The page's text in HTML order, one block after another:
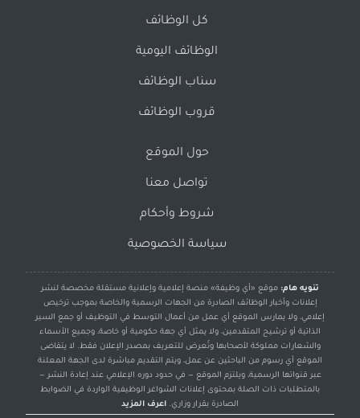
كل الوظائف
الوظائف اليومية
سناب الوظائف
قروب الوظائف
حول الموقع
تواصل معنا
شروط وأحكام
سياسة الخصوصية
تنويه هام: موقع «أي وظيفة» منصة إعلامية وإعلانية مستقلة مخصصة لنشر
إعلانات وأخبار الوظائف الصادرة من الجهات الرسمية والخاصة بموجب ترخيص
إعلامي، ولا يمارس الموقع أي عمل من أعمال التوسط في التوظيف أو جمع السير
الذاتية أو ترشيح المتقدمين، ولا يمثل أي جهة حكومية أو خاصة، وجميع الأسماء
والشعارات مملوكة لأصحابها وتُعرض للتعريف بمصدر الإعلان فقط. لا يتقاضى
الموقع أي رسوم من الباحثين عن عمل، ويتم التقديم مباشرة لدى الجهة المعلنة
عبر قنواتها الرسمية، ويلتزم الموقع — في حدود دوره الإعلامي عند إعادة النشر —
بالمتطلبات ذات الصلة بمحتوى إعلانات الشواغر الوظيفية الواردة في الضوابط
الصادرة بقرار وزاري. اعرف المزيد